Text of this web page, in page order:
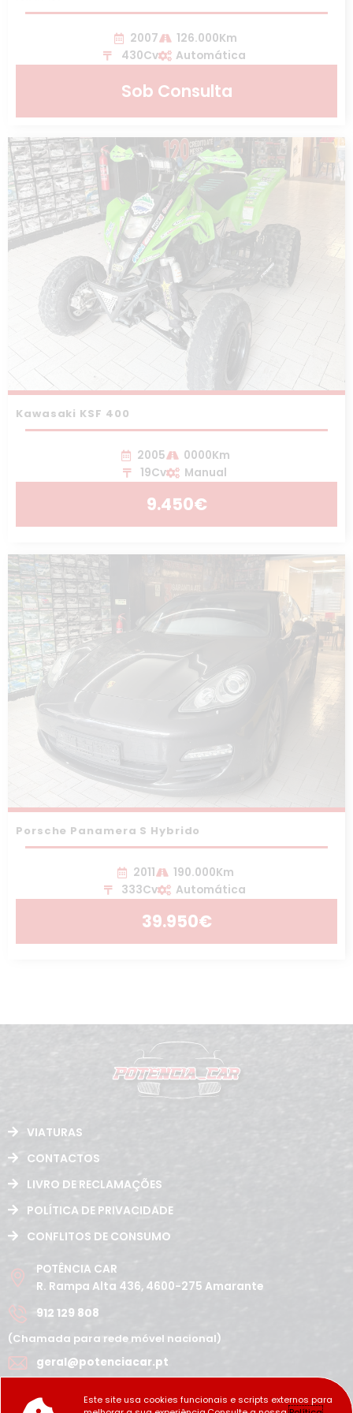
2007
126.000Km
430Cv
Automática
Sob Consulta
Kawasaki KSF 400
2005
0000Km
19Cv
Manual
9.450€
Porsche Panamera S Hybrido
2011
190.000Km
333Cv
Automática
39.950€
VIATURAS
CONTACTOS
LIVRO DE RECLAMAÇÕES
POLÍTICA DE PRIVACIDADE
CONFLITOS DE CONSUMO
POTÊNCIA CAR
R. Rampa Alta 436, 4600-275 Amarante
912 129 808
(Chamada para rede móvel nacional)
geral@potenciacar.pt
10:00h - 12:30h | 14h 19:30h
Este site usa cookies funcionais e scripts externos para